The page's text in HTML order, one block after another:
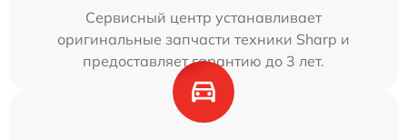
Сервисный центр устанавливает
оригинальные запчасти техники Sharp и
предоставляет гарантию до 3 лет.